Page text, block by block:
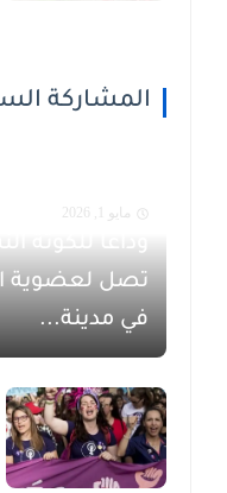
المشاركة
مايو 1, 2026
وداعاً للكوتة
تصل لعضوية
في مدينة...